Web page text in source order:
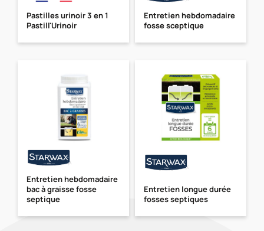
Pastilles urinoir 3 en 1
Pastill'Urinoir
Entretien hebdomadaire
fosse sceptique
Entretien hebdomadaire
bac à graisse fosse
septique
Entretien longue durée
fosses septiques